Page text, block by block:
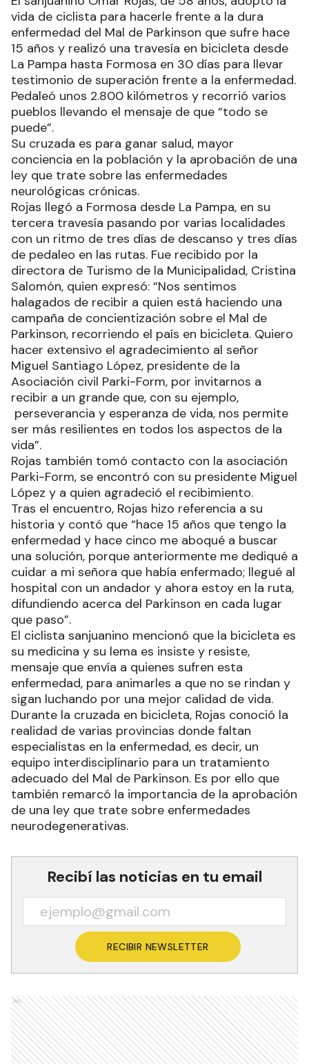
vida de ciclista para hacerle frente a la dura
enfermedad del Mal de Parkinson que sufre hace
15 años y realizó una travesía en bicicleta desde
La Pampa hasta Formosa en 30 días para llevar
testimonio de superación frente a la enfermedad.
Pedaleó unos 2.800 kilómetros y recorrió varios
pueblos llevando el mensaje de que “todo se
puede”.
Su cruzada es para ganar salud, mayor
conciencia en la población y la aprobación de una
ley que trate sobre las enfermedades
neurológicas crónicas.
Rojas llegó a Formosa desde La Pampa, en su
tercera travesía pasando por varias localidades
con un ritmo de tres días de descanso y tres días
de pedaleo en las rutas. Fue recibido por la
directora de Turismo de la Municipalidad, Cristina
Salomón, quien expresó: “Nos sentimos
halagados de recibir a quien está haciendo una
campaña de concientización sobre el Mal de
Parkinson, recorriendo el país en bicicleta. Quiero
hacer extensivo el agradecimiento al señor
Miguel Santiago López, presidente de la
Asociación civil Parki-Form, por invitarnos a
recibir a un grande que, con su ejemplo,
perseverancia y esperanza de vida, nos permite
ser más resilientes en todos los aspectos de la
vida”.
Rojas también tomó contacto con la asociación
Parki-Form, se encontró con su presidente Miguel
López y a quien agradeció el recibimiento.
Tras el encuentro, Rojas hizo referencia a su
historia y contó que “hace 15 años que tengo la
enfermedad y hace cinco me aboqué a buscar
una solución, porque anteriormente me dediqué a
cuidar a mi señora que había enfermado; llegué al
hospital con un andador y ahora estoy en la ruta,
difundiendo acerca del Parkinson en cada lugar
que paso”.
El ciclista sanjuanino mencionó que la bicicleta es
su medicina y su lema es insiste y resiste,
mensaje que envía a quienes sufren esta
enfermedad, para animarles a que no se rindan y
sigan luchando por una mejor calidad de vida.
Durante la cruzada en bicicleta, Rojas conoció la
realidad de varias provincias donde faltan
especialistas en la enfermedad, es decir, un
equipo interdisciplinario para un tratamiento
adecuado del Mal de Parkinson. Es por ello que
también remarcó la importancia de la aprobación
de una ley que trate sobre enfermedades
neurodegenerativas.
Recibí las noticias en tu email
RECIBIR NEWSLETTER
Ads